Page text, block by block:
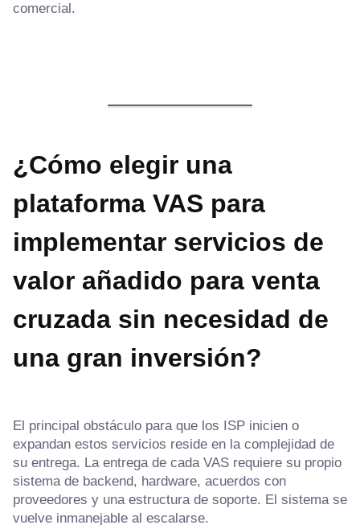
comercial.
¿Cómo elegir una
plataforma VAS para
implementar servicios de
valor añadido para venta
cruzada sin necesidad de
una gran inversión?
El principal obstáculo para que los ISP inicien o
expandan estos servicios reside en la complejidad de
su entrega. La entrega de cada VAS requiere su propio
sistema de backend, hardware, acuerdos con
proveedores y una estructura de soporte. El sistema se
vuelve inmanejable al escalarse.